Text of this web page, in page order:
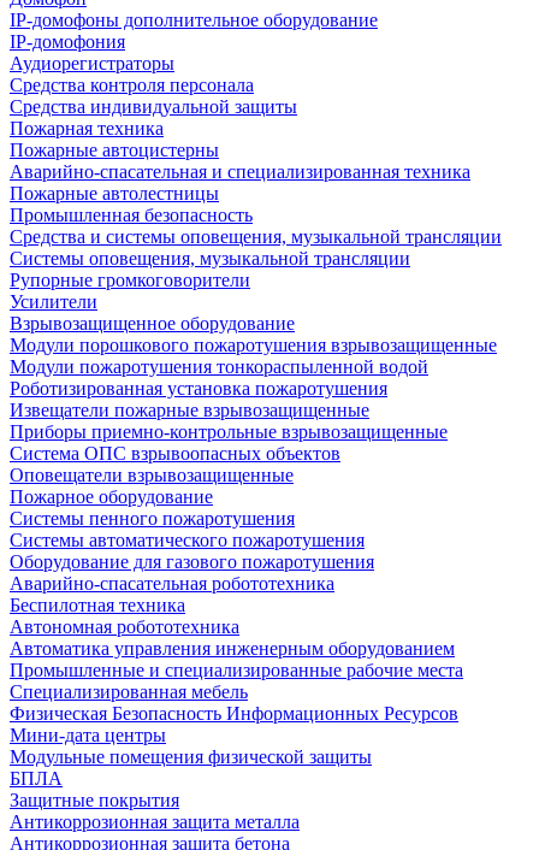
IP-домофоны дополнительное оборудование
IP-домофония
Аудиорегистраторы
Средства контроля персонала
Средства индивидуальной защиты
Пожарная техника
Пожарные автоцистерны
Аварийно-спасательная и специализированная техника
Пожарные автолестницы
Промышленная безопасность
Средства и системы оповещения, музыкальной трансляции
Системы оповещения, музыкальной трансляции
Рупорные громкоговорители
Усилители
Взрывозащищенное оборудование
Модули порошкового пожаротушения взрывозащищенные
Модули пожаротушения тонкораспыленной водой
Роботизированная установка пожаротушения
Извещатели пожарные взрывозащищенные
Приборы приемно-контрольные взрывозащищенные
Система ОПС взрывоопасных объектов
Оповещатели взрывозащищенные
Пожарное оборудование
Системы пенного пожаротушения
Системы автоматического пожаротушения
Оборудование для газового пожаротушения
Аварийно-спасательная робототехника
Беспилотная техника
Автономная робототехника
Автоматика управления инженерным оборудованием
Промышленные и специализированные рабочие места
Специализированная мебель
Физическая Безопасность Информационных Ресурсов
Мини-дата центры
Модульные помещения физической защиты
БПЛА
Защитные покрытия
Антикоррозионная защита металла
Антикоррозионная защита бетона